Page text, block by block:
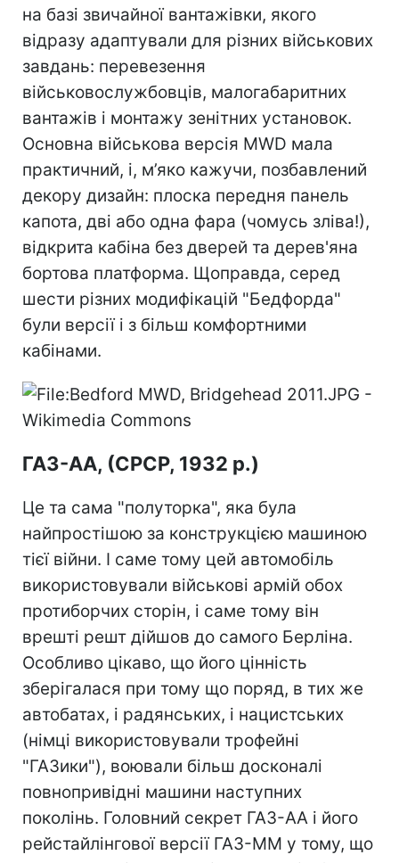
на базі звичайної вантажівки, якого
відразу адаптували для різних військових
завдань: перевезення
військовослужбовців, малогабаритних
вантажів і монтажу зенітних установок.
Основна військова версія MWD мала
практичний, і, м’яко кажучи, позбавлений
декору дизайн: плоска передня панель
капота, дві або одна фара (чомусь зліва!),
відкрита кабіна без дверей та дерев'яна
бортова платформа. Щоправда, серед
шести різних модифікацій "Бедфорда"
були версії і з більш комфортними
кабінами.
ГАЗ-АА, (СРСР, 1932 р.)
Це та сама "полуторка", яка була
найпростішою за конструкцією машиною
тієї війни. І саме тому цей автомобіль
використовували військові армій обох
протиборчих сторін, і саме тому він
врешті решт дійшов до самого Берліна.
Особливо цікаво, що його цінність
зберігалася при тому що поряд, в тих же
автобатах, і радянських, і нацистських
(німці використовували трофейні
"ГАЗики"), воювали більш досконалі
повнопривідні машини наступних
поколінь. Головний секрет ГАЗ-АА і його
рейстайлінгової версії ГАЗ-ММ у тому, що